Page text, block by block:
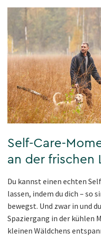
Self-Care-
an der frischen
Du kannst einen echten
lassen, indem du dich – so
bewegst. Und zwar in und
Spaziergang in der kühlen
kleinen Wäldchens